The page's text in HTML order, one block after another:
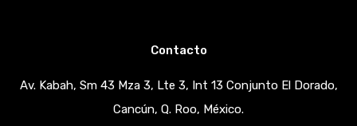
Contacto
Av. Kabah, Sm 43 Mza 3, Lte 3, Int 13 Conjunto El Dorado,
Cancún, Q. Roo, México.